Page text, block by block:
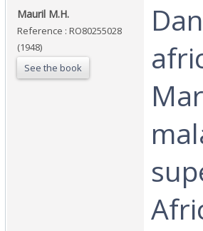
‎Mauril M.H.‎
Reference : RO80255028
(1948)
See the book